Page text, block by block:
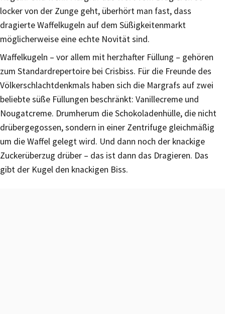
locker von der Zunge geht, überhört man fast, dass
dragierte Waffelkugeln auf dem Süßigkeitenmarkt
möglicherweise eine echte Novität sind.
Waffelkugeln – vor allem mit herzhafter Füllung – gehören
zum Standardrepertoire bei Crisbiss. Für die Freunde des
Völkerschlachtdenkmals haben sich die Margrafs auf zwei
beliebte süße Füllungen beschränkt: Vanillecreme und
Nougatcreme. Drumherum die Schokoladenhülle, die nicht
drübergegossen, sondern in einer Zentrifuge gleichmäßig
um die Waffel gelegt wird. Und dann noch der knackige
Zuckerüberzug drüber – das ist dann das Dragieren. Das
gibt der Kugel den knackigen Biss.